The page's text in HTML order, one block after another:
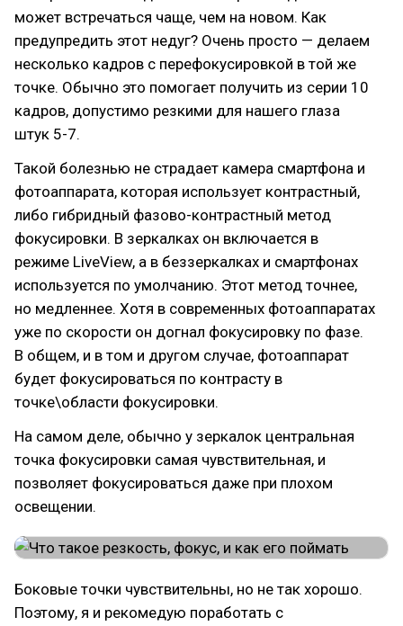
может встречаться чаще, чем на новом. Как
предупредить этот недуг? Очень просто — делаем
несколько кадров с перефокусировкой в той же
точке. Обычно это помогает получить из серии 10
кадров, допустимо резкими для нашего глаза
штук 5-7.
Такой болезнью не страдает камера смартфона и
фотоаппарата, которая использует контрастный,
либо гибридный фазово-контрастный метод
фокусировки. В зеркалках он включается в
режиме LiveView, а в беззеркалках и смартфонах
используется по умолчанию. Этот метод точнее,
но медленнее. Хотя в современных фотоаппаратах
уже по скорости он догнал фокусировку по фазе.
В общем, и в том и другом случае, фотоаппарат
будет фокусироваться по контрасту в
точке\области фокусировки.
На самом деле, обычно у зеркалок центральная
точка фокусировки самая чувствительная, и
позволяет фокусироваться даже при плохом
освещении.
Боковые точки чувствительны, но не так хорошо.
Поэтому, я и рекомедую поработать с